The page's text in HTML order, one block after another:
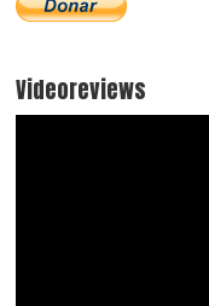
Videoreviews